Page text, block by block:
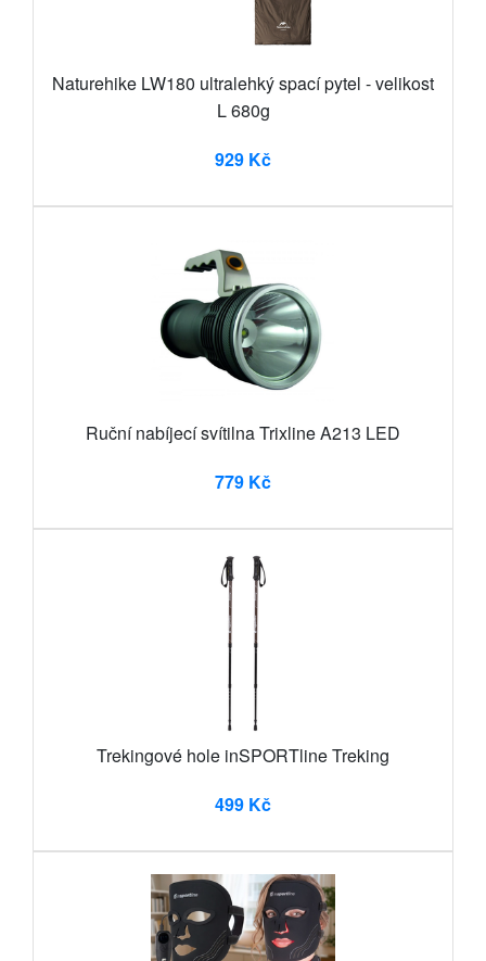
Naturehike LW180 ultralehký spací pytel - velikost
L 680g
929 Kč
Ruční nabíjecí svítilna Trixline A213 LED
779 Kč
Trekingové hole inSPORTline Treking
499 Kč